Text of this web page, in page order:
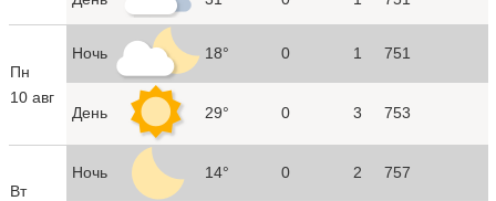
Пн
10 авг
Ночь 18° 0 1 751
День 29° 0 3 753
Вт
Ночь 14° 0 2 757